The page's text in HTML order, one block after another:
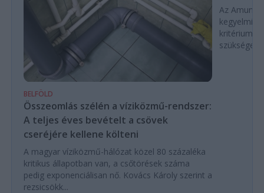
BELFÖLD
Összeomlás szélén a víziközmű-rendszer:
A teljes éves bevételt a csövek
cseréjére kellene költeni
A magyar víziközmű-hálózat közel 80 százaléka
kritikus állapotban van, a csőtörések száma
pedig exponenciálisan nő. Kovács Károly szerint a
rezsicsökk...
Az Amundi
kegyelmi